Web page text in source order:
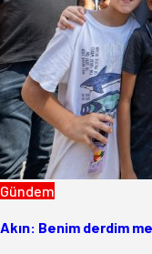
Gündem
Akın: Benim derdim